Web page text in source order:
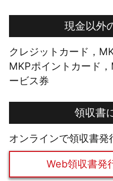
現金以外
クレジットカード，
MKPポイントカード
ービス券
領収書
オンラインで領収書発
Web領収書発